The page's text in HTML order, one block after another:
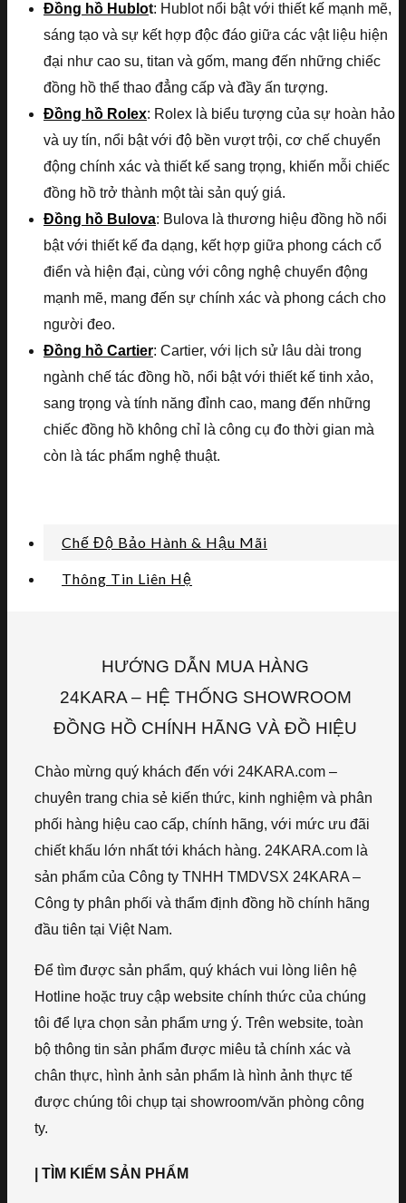
Đồng hồ Hublot: Hublot nổi bật với thiết kế mạnh mẽ,
sáng tạo và sự kết hợp độc đáo giữa các vật liệu hiện
đại như cao su, titan và gốm, mang đến những chiếc
đồng hồ thể thao đẳng cấp và đầy ấn tượng.
Đồng hồ Rolex: Rolex là biểu tượng của sự hoàn hảo
và uy tín, nổi bật với độ bền vượt trội, cơ chế chuyển
động chính xác và thiết kế sang trọng, khiến mỗi chiếc
đồng hồ trở thành một tài sản quý giá.
Đồng hồ Bulova: Bulova là thương hiệu đồng hồ nổi
bật với thiết kế đa dạng, kết hợp giữa phong cách cổ
điển và hiện đại, cùng với công nghệ chuyển động
mạnh mẽ, mang đến sự chính xác và phong cách cho
người đeo.
Đồng hồ Cartier: Cartier, với lịch sử lâu dài trong
ngành chế tác đồng hồ, nổi bật với thiết kế tinh xảo,
sang trọng và tính năng đỉnh cao, mang đến những
chiếc đồng hồ không chỉ là công cụ đo thời gian mà
còn là tác phẩm nghệ thuật.
Chế Độ Bảo Hành & Hậu Mãi
Thông Tin Liên Hệ
HƯỚNG DẪN MUA HÀNG
24KARA – HỆ THỐNG SHOWROOM
ĐỒNG HỒ CHÍNH HÃNG VÀ ĐỒ HIỆU
Chào mừng quý khách đến với 24KARA.com –
chuyên trang chia sẻ kiến thức, kinh nghiệm và phân
phối hàng hiệu cao cấp, chính hãng, với mức ưu đãi
chiết khấu lớn nhất tới khách hàng. 24KARA.com là
sản phẩm của Công ty TNHH TMDVSX 24KARA –
Công ty phân phối và thẩm định đồng hồ chính hãng
đầu tiên tại Việt Nam.
Để tìm được sản phẩm, quý khách vui lòng liên hệ
Hotline hoặc truy cập website chính thức của chúng
tôi để lựa chọn sản phẩm ưng ý. Trên website, toàn
bộ thông tin sản phẩm được miêu tả chính xác và
chân thực, hình ảnh sản phẩm là hình ảnh thực tế
được chúng tôi chụp tại showroom/văn phòng công
ty.
| TÌM KIẾM SẢN PHẨM